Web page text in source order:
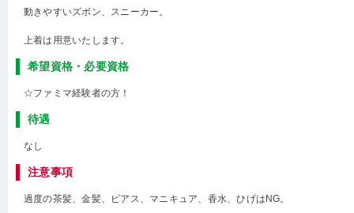
動きやすいズボン、スニーカー。
上着は用意いたします。
希望資格・必要資格
☆ファミマ経験者の方！
待遇
なし
注意事項
過度の茶髪、金髪、ピアス、マニキュア、香水、ひげはNG。